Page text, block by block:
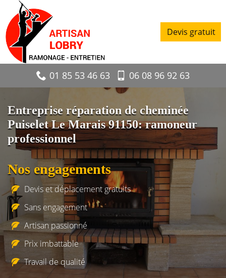
Devis gratuit
01 85 53 46 63 06 08 96 92 63
Entreprise réparation de cheminée
Puiselet Le Marais 91150: ramoneur
professionnel
Nos engagements
Devis et déplacement gratuits
Sans engagement
Artisan passionné
Prix imbattable
Travail de qualité